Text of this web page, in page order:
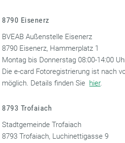
8790 Eisenerz
BVEAB Außenstelle Eisenerz
8790 Eisenerz, Hammerplatz 1
Montag bis Donnerstag 08:00-14:00
Die e-card Fotoregistrierung ist nach
möglich. Details finden Sie hier.
8793 Trofaiach
Stadtgemeinde Trofaiach
8793 Trofaiach, Luchinettigasse 9